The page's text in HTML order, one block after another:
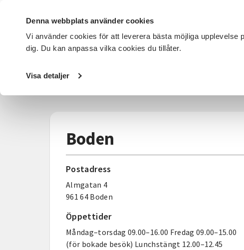
Denna webbplats använder cookies
Vi använder cookies för att leverera bästa möjliga upplevelse
dig. Du kan anpassa vilka cookies du tillåter.
Visa detaljer
DET HÄR GÖR VI FÖR DIG SOM SÖK KURSER OCH EVENEMANG
Startsida / Avdelningar
Boden
Postadress
Almgatan 4
961 64 Boden
Öppettider
Måndag–torsdag 09.00–16.00 Fredag 09.00–15.00
(för bokade besök) Lunchstängt 12.00–12.45